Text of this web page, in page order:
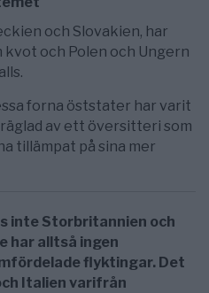
och Slovakien, har
och Polen och Ungern
forna öststater har varit
av ett översitteri som
tillämpat på sina mer
inte Storbritannien och
har alltså ingen
flyktingar. Det
Italien varifrån